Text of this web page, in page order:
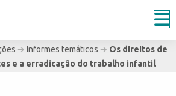
➔ Informes temáticos ➔ Os direitos de
e a erradicação do trabalho infantil